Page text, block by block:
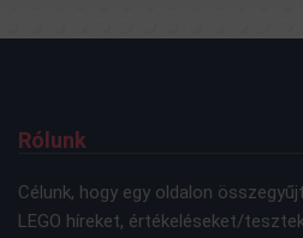
Rólunk
Célunk, hogy egy oldalon
LEGO híreket, értékeléseket/